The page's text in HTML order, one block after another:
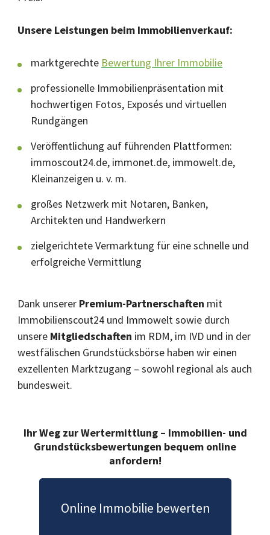
Unsere Leistungen beim Immobilienverkauf:
marktgerechte Bewertung Ihrer Immobilie
professionelle Immobilienpräsentation mit
hochwertigen Fotos, Exposés und virtuellen
Rundgängen
Veröffentlichung auf führenden Plattformen:
immoscout24.de, immonet.de, immowelt.de,
Kleinanzeigen u. v. m.
großes Netzwerk mit Notaren, Banken,
Architekten und Handwerkern
zielgerichtete Vermarktung für eine schnelle und
erfolgreiche Vermittlung
Dank unserer Premium-Partnerschaften mit
Immobilienscout24 und Immowelt sowie durch
unsere Mitgliedschaften im RDM, im IVD und in der
westfälischen Grundstücksbörse haben wir einen
exzellenten Marktzugang – sowohl regional als auch
bundesweit.
Ihr Weg zur Wertermittlung – Immobilien- und
Grundstücksbewertungen bequem online
anfordern!
Online Immobilie bewerten